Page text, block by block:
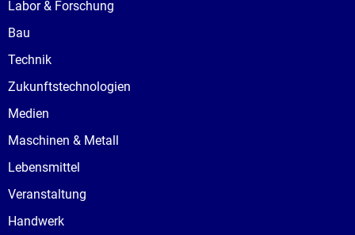
Labor & Forschung
Bau
Technik
Zukunftstechnologien
Medien
Maschinen & Metall
Lebensmittel
Veranstaltung
Handwerk